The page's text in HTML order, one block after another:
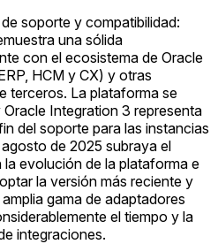
soporte y compatibilidad:
una sólida
con el ecosistema de Oracle
HCM y CX) y otras
terceros. La plataforma se
Integration 3 representa
del soporte para las instancias
de 2025 subraya el
evolución de la plataforma e
la versión más reciente y
gama de adaptadores
el tiempo y la
integraciones.